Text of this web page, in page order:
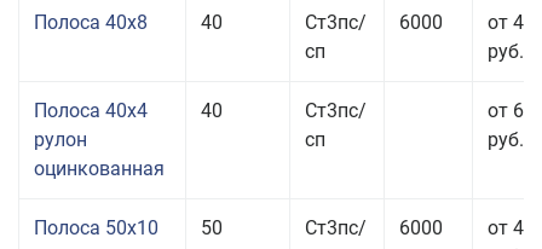
Полоса 40x8 40
Ст3пс/
сп
6000
от 43
руб.
Полоса 40x4
рулон
оцинкованная
40
Ст3пс/
сп
от 69
руб.
Полоса 50x10 50
Ст3пс/
6000
от 46